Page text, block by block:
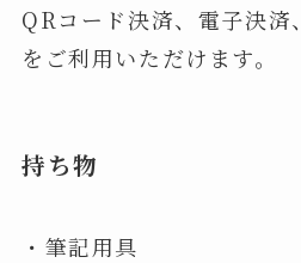
QRコード決済、電子決済
をご利用いただけます。
持ち物
・筆記用具